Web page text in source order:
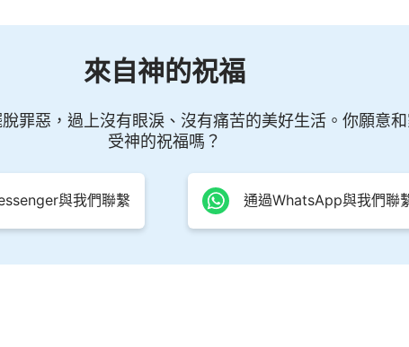
來自神的祝福
罪惡，過上沒有眼淚、沒有痛苦的美好生活。你願意
受神的祝福嗎？
與我們聯繫 通過WhatsApp與我們聯